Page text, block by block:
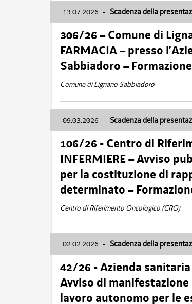
13.07.2026 - Scadenza della
306/26 – Comune di
FARMACIA – presso
Sabbiadoro –
Comune di Lignano Sabbiadoro
09.03.2026 - Scadenza della
106/26 - Centro di
INFERMIERE – Avviso
per la costituzione di
determinato –
Centro di Riferimento Oncologico (CRO)
02.02.2026 - Scadenza della
42/26 - Azienda
Avviso di
lavoro autonomo per le